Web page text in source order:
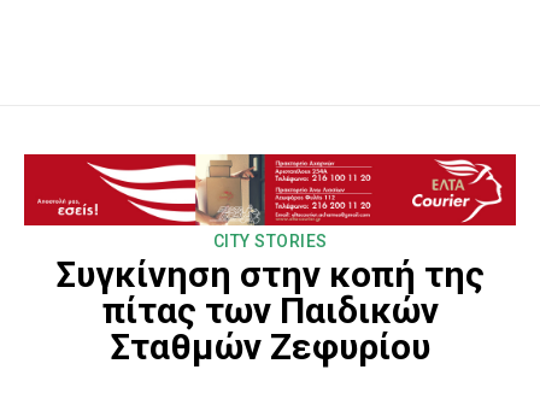
CITY STORIES
Συγκίνηση στην κοπή της
πίτας των Παιδικών
Σταθμών Ζεφυρίου